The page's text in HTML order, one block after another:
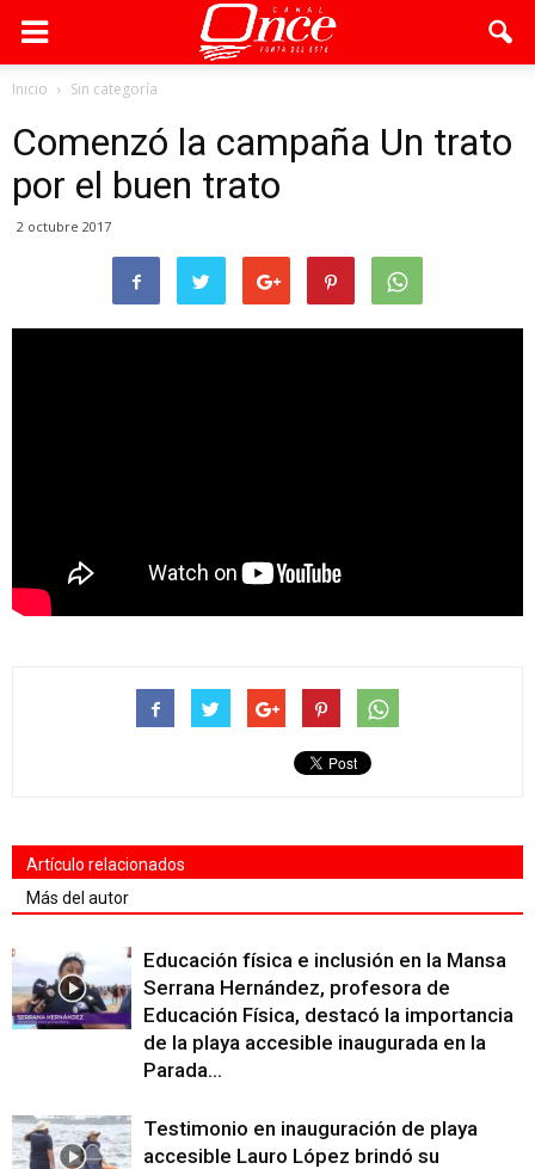
Inicio Sin categoría
Comenzó la campaña Un trato
por el buen trato
2 octubre 2017
Artículo relacionados
Más del autor
Educación física e inclusión en la Mansa
Serrana Hernández, profesora de
Educación Física, destacó la importancia
de la playa accesible inaugurada en la
Parada...
Testimonio en inauguración de playa
accesible Lauro López brindó su